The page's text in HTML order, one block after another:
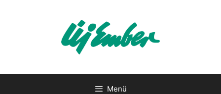
Menü